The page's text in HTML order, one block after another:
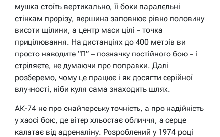
мушка стоїть вертикально, її боки паралельні
стінкам прорізу, вершина заповнює рівно половину
висоти щілини, а центр маси цілі – точка
прицілювання. На дистанціях до 400 метрів ви
просто наводите “П” – позначку постійного бою – і
стріляєте, не думаючи про поправки. Далі
розберемо, чому це працює і як досягти серійної
влучності, ніби куля сама знаходить шлях.
АК-74 не про снайперську точність, а про надійність
у хаосі бою, де вітер хльостає обличчя, а серце
калатає від адреналіну. Розроблений у 1974 році